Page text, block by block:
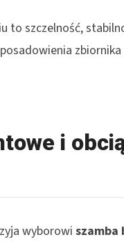
to szczelność,
i
wyborowiszamba